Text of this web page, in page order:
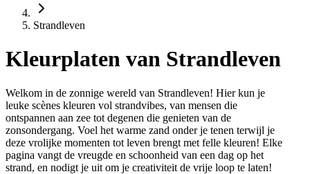
Strandleven
Kleurplaten van Strandleven
Welkom in de zonnige wereld van Strandleven! Hier kun je
leuke scènes kleuren vol strandvibes, van mensen die
ontspannen aan zee tot degenen die genieten van de
zonsondergang. Voel het warme zand onder je tenen terwijl je
deze vrolijke momenten tot leven brengt met felle kleuren! Elke
pagina vangt de vreugde en schoonheid van een dag op het
strand, en nodigt je uit om je creativiteit de vrije loop te laten!